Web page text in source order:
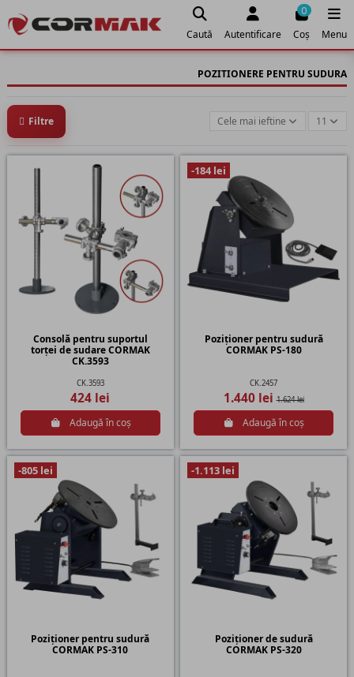
Caută Autentificare
0
Coș Menu
POZITIONERE PENTRU SUDURA
Filtre Cele mai ieftine 11
Consolă pentru suportul
torței de sudare CORMAK
CK.3593
CK.3593
424 lei
Adaugă în coș
-184 lei
Poziționer pentru sudură
CORMAK PS-180
CK.2457
1.440 lei1.624 lei
Adaugă în coș
-805 lei
Poziționer pentru sudură
CORMAK PS-310
-1.113 lei
Poziționer de sudură
CORMAK PS-320